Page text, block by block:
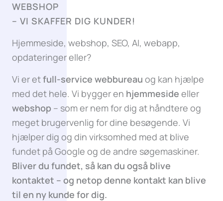
WEBSHOP
– VI SKAFFER DIG KUNDER!
Hjemmeside, webshop, SEO, AI, webapp,
opdateringer eller?
Vi er etfull-service webbureau og kan hjælpe
med det hele. Vi bygger en hjemmeside eller
webshop – som er nem for dig at håndtere og
meget brugervenlig for dine besøgende. Vi
hjælper dig og din virksomhed med at blive
fundet på Google og de andre søgemaskiner.
Bliver du fundet, så kan du også blive
kontaktet – og netop denne kontakt kan blive
til en ny kunde for dig.